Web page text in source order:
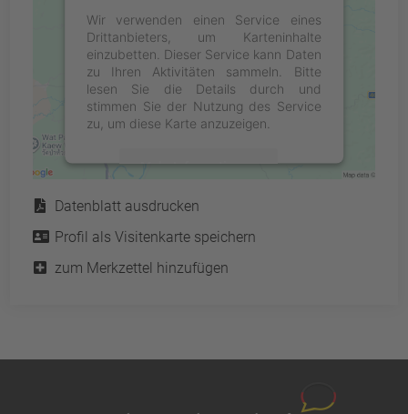
Wir verwenden einen Service eines
Drittanbieters, um Karteninhalte
einzubetten. Dieser Service kann Daten
zu Ihren Aktivitäten sammeln. Bitte
lesen Sie die Details durch und
stimmen Sie der Nutzung des Service
zu, um diese Karte anzuzeigen.
Mehr Informationen
Akzeptieren
powered by Usercentrics Consent
Management Platform
Service
Datenblatt ausdrucken
Profil als Visitenkarte speichern
zum Merkzettel hinzufügen